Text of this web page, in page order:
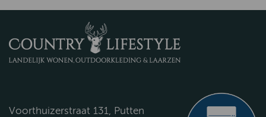
Voorthuizerstraat 131, Putten